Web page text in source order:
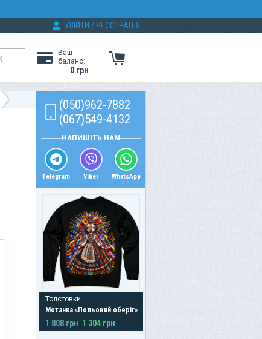
УВІЙТИ / РЕЄСТРАЦІЯ
Ваш
баланс:
0 грн
(050)962-7882
(067)549-4132
НАПИШІТЬ НАМ
Telegram Viber WhatsApp
Толстовки
Мотанка «Польовий оберіг»
1 808 грн 1 304 грн